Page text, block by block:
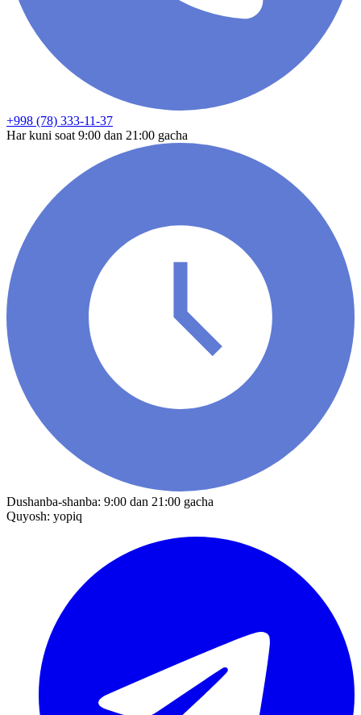
+998 (78) 333-11-37
Har kuni soat 9:00 dan 21:00 gacha
Dushanba-shanba: 9:00 dan 21:00 gacha
Quyosh: yopiq